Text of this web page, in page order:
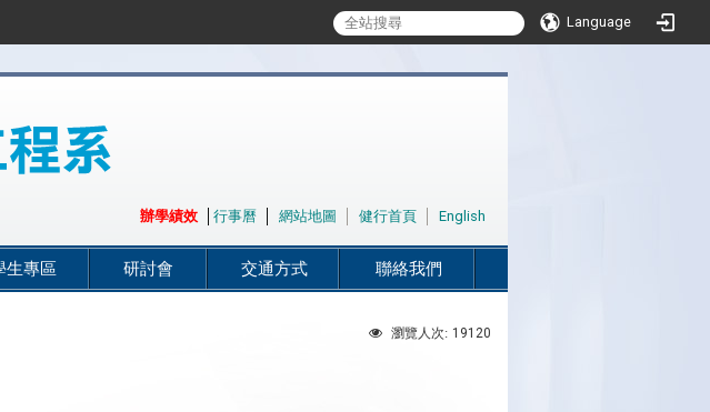
Language
辦學績效 行事曆 網站地圖 健行首頁 English
生專區 研討會 交通方式 聯絡我們
瀏覽人次: 19120